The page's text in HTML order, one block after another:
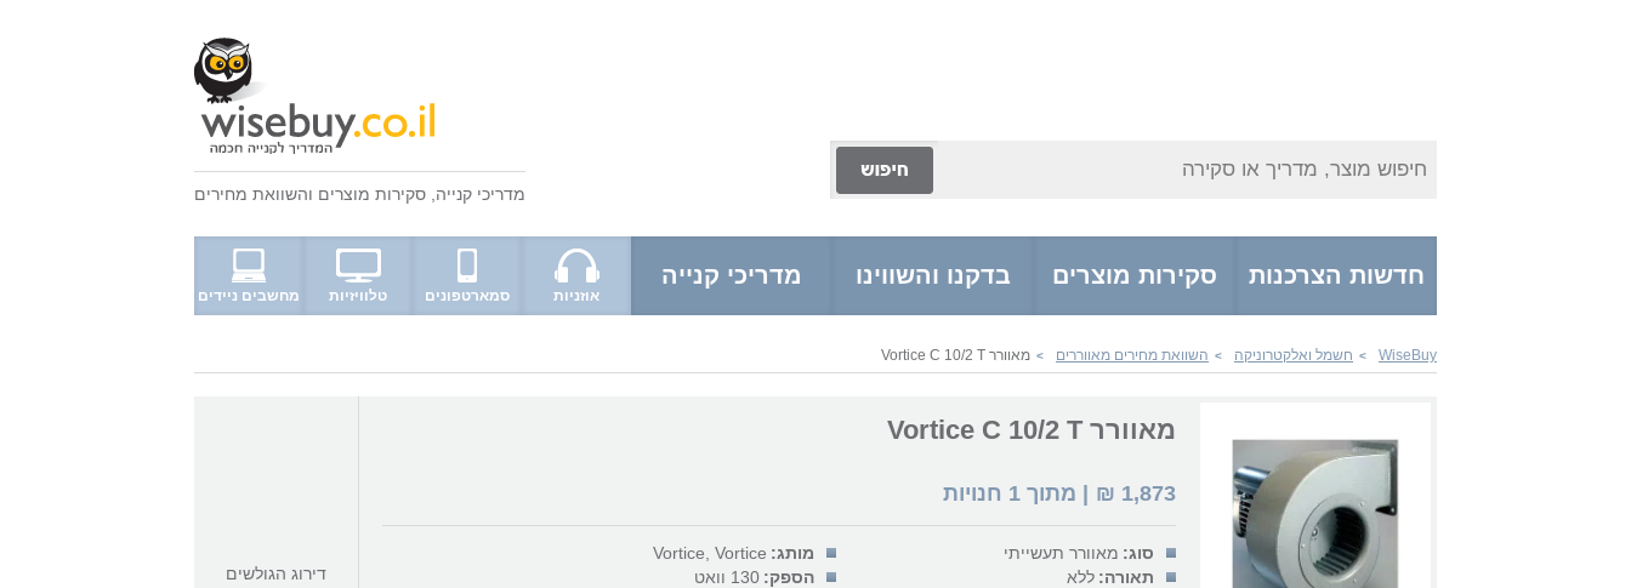
חיפוש מוצר, מדריך או סקירה
מדריכי קנייה סקירות מוצרים והשוואת מחירים
חדשות הצרכנות סקירות מוצרים בדקנו והשווינו מדריכי קנייה
אוזניות סמארטפונים טלוויזיות מחשבים ניידים
WiseBuy
> חשמל ואלקטרוניקה > השוואת מחירים מאווררים > מאוורר Vortice C 10/2 T
מאוורר Vortice C 10/2 T
1,873
₪ | מתוך 1 חנויות
סוג: מאוורר תעשייתי מותג: Vortice, Vortice
תאורה: ללא הספק: 130 וואט
דירוג הגולשים